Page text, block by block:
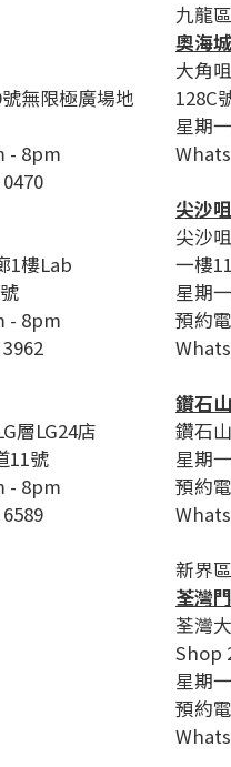
無限極廣場地
- 8pm
1樓Lab
- 8pm
層LG24店
11號
- 8pm
九龍區
奧海
大角
128C
星期
尖沙
尖沙
一樓
星期
預約
鑽石
鑽石
星期
預約
新界區
荃灣
荃灣
Shop
星期
預約